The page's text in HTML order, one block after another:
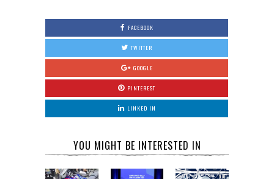
FACEBOOK
TWITTER
GOOGLE
PINTEREST
LINKED IN
YOU MIGHT BE INTERESTED IN